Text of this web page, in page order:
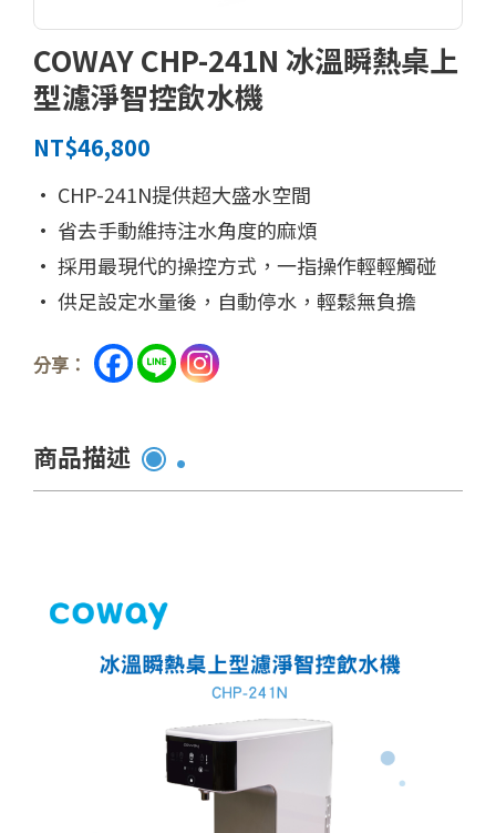
COWAY CHP-241N 冰溫瞬熱桌上
型濾淨智控飲水機
NT$46,800
• CHP-241N提供超大盛水空間
• 省去手動維持注水角度的麻煩
• 採用最現代的操控方式，一指操作輕輕觸碰
• 供足設定水量後，自動停水，輕鬆無負擔
分享：
商品描述